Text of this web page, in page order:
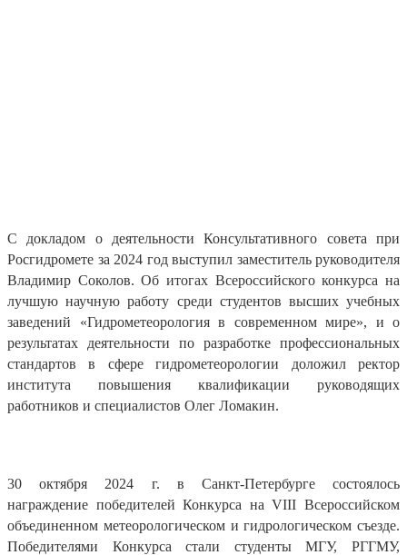
С докладом о деятельности Консультативного совета при
Росгидромете за 2024 год выступил заместитель руководителя
Владимир Соколов. Об итогах Всероссийского конкурса на
лучшую научную работу среди студентов высших учебных
заведений «Гидрометеорология в современном мире», и о
результатах деятельности по разработке профессиональных
стандартов в сфере гидрометеорологии доложил ректор
института повышения квалификации руководящих
работников и специалистов Олег Ломакин.
30 октября 2024 г. в Санкт-Петербурге состоялось
награждение победителей Конкурса на VIII Всероссийском
объединенном метеорологическом и гидрологическом съезде.
Победителями Конкурса стали студенты МГУ, РГГМУ,